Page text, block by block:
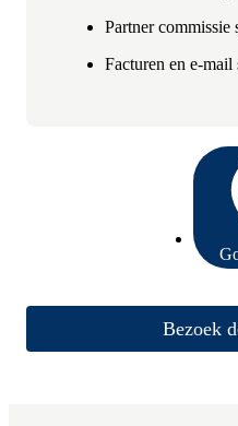
Partner commissie
Facturen en e-mail
Bezoek